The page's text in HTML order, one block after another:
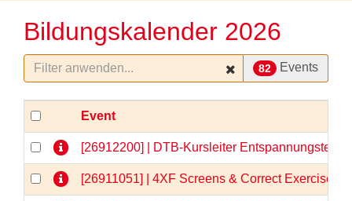
Bildungskalender 2026
82 Events
Event
[26912200] | DTB-Kursleiter
[26911051] | 4XF Screens & Correct Exercises